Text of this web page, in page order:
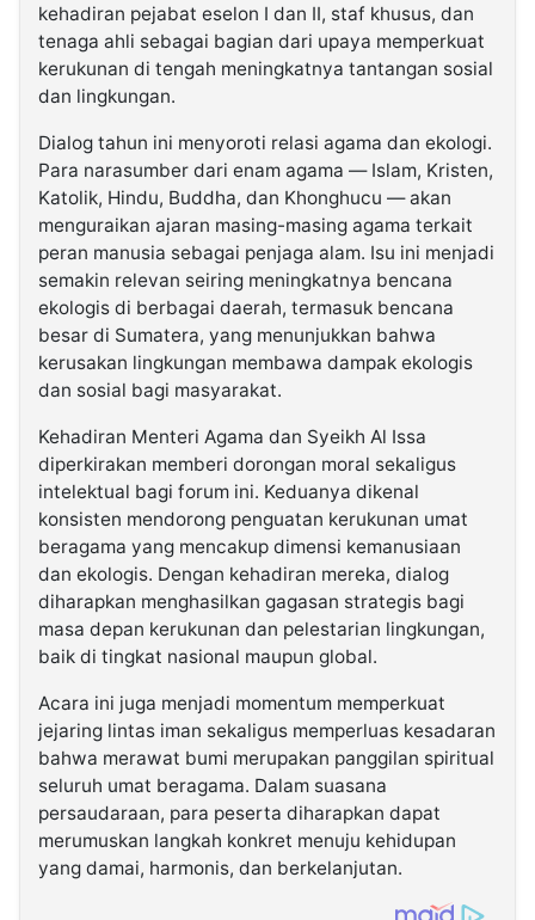
kehadiran pejabat eselon I dan II, staf khusus, dan
tenaga ahli sebagai bagian dari upaya memperkuat
kerukunan di tengah meningkatnya tantangan sosial
dan lingkungan.
Dialog tahun ini menyoroti relasi agama dan ekologi.
Para narasumber dari enam agama — Islam, Kristen,
Katolik, Hindu, Buddha, dan Khonghucu — akan
menguraikan ajaran masing-masing agama terkait
peran manusia sebagai penjaga alam. Isu ini menjadi
semakin relevan seiring meningkatnya bencana
ekologis di berbagai daerah, termasuk bencana
besar di Sumatera, yang menunjukkan bahwa
kerusakan lingkungan membawa dampak ekologis
dan sosial bagi masyarakat.
Kehadiran Menteri Agama dan Syeikh Al Issa
diperkirakan memberi dorongan moral sekaligus
intelektual bagi forum ini. Keduanya dikenal
konsisten mendorong penguatan kerukunan umat
beragama yang mencakup dimensi kemanusiaan
dan ekologis. Dengan kehadiran mereka, dialog
diharapkan menghasilkan gagasan strategis bagi
masa depan kerukunan dan pelestarian lingkungan,
baik di tingkat nasional maupun global.
Acara ini juga menjadi momentum memperkuat
jejaring lintas iman sekaligus memperluas kesadaran
bahwa merawat bumi merupakan panggilan spiritual
seluruh umat beragama. Dalam suasana
persaudaraan, para peserta diharapkan dapat
merumuskan langkah konkret menuju kehidupan
yang damai, harmonis, dan berkelanjutan.